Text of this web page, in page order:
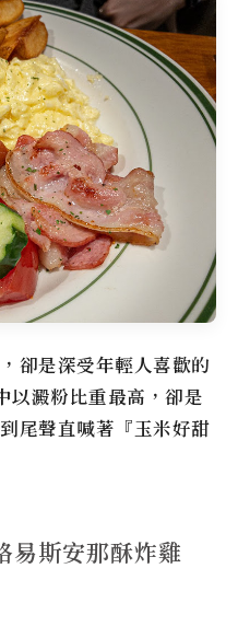
卻是深受年輕人喜歡的
澱粉比重最高，卻是
尾聲直喊著『玉米好甜
斯安那酥炸雞